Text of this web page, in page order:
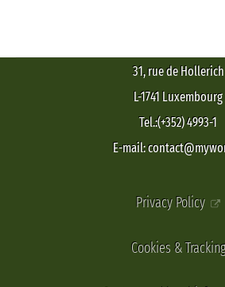
31, rue de Hollerich
L-1741 Luxembourg
Tel.:(+352) 4993-1
E-mail:
Privacy Policy
Cookies & Tracking